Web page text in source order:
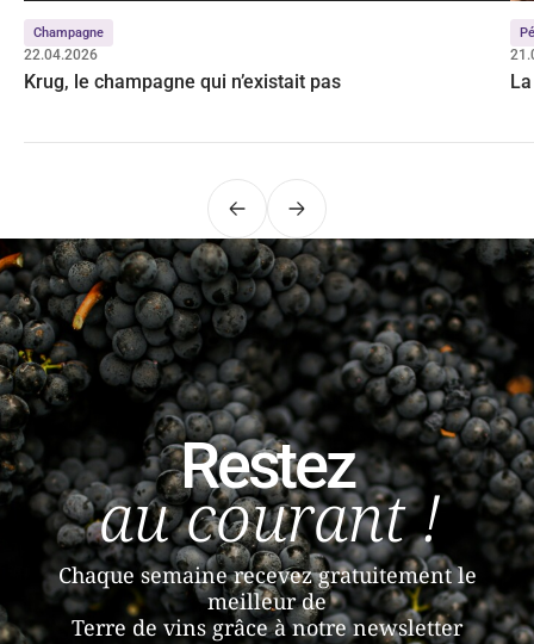
Champagne
22.04.2026
Krug, le champagne qui n’existait pas
PrécédentSuivant
Restez
au courant !
Chaque semaine recevez gratuitement le
meilleur de
Terre de vins grâce à notre newsletter